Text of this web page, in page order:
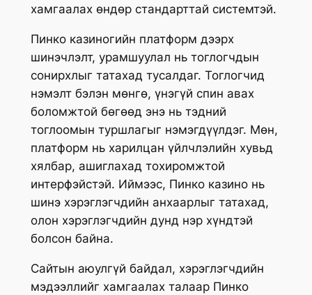
хамгаалах өндөр стандарттай системтэй.
Пинко казиногийн платформ дээрх
шинэчлэлт, урамшуулал нь тоглогчдын
сонирхлыг татахад тусалдаг. Тоглогчид
нэмэлт бэлэн мөнгө, үнэгүй спин авах
боломжтой бөгөөд энэ нь тэдний
тоглоомын туршлагыг нэмэгдүүлдэг. Мөн,
платформ нь харилцан үйлчлэлийн хувьд
хялбар, ашиглахад тохиромжтой
интерфэйстэй. Иймээс, Пинко казино нь
шинэ хэрэглэгчдийн анхаарлыг татахад,
олон хэрэглэгчдийн дунд нэр хүндтэй
болсон байна.
Сайтын аюулгүй байдал, хэрэглэгчдийн
мэдээллийг хамгаалах талаар Пинко